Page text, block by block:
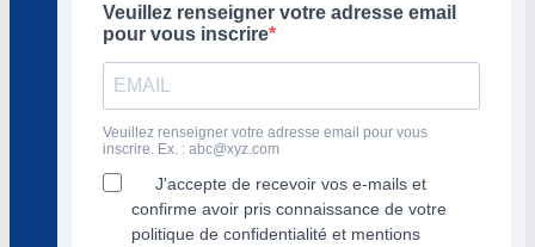
Veuillez renseigner votre adresse email
pour vous inscrire
Veuillez renseigner votre adresse email pour vous
inscrire. Ex. : abc@xyz.com
J'accepte de recevoir vos e-mails et
confirme avoir pris connaissance de votre
politique de confidentialité et mentions